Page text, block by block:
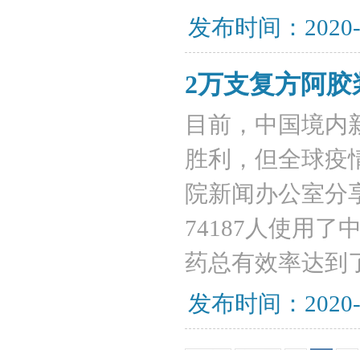
发布时间：
2万支复方阿
目前，中国境内
胜利，但全球疫
院新闻办公室分
74187人使用了
药总有效率达到
发布时间：